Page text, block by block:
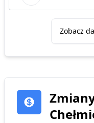
Zobacz